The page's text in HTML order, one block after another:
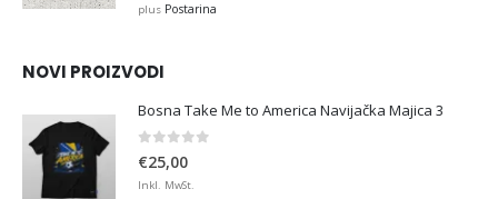
plus Postarina
NOVI PROIZVODI
Bosna Take Me to America Navijačka Majica 3
0 out of 5
€25,00
Inkl. MwSt.